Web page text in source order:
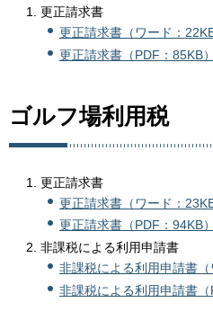
更正請求書
更正請求書（ワード：22KB
更正請求書（PDF：85KB）
ゴルフ場利用税
更正請求書
更正請求書（ワード：23KB
更正請求書（PDF：94KB）
非課税による利用申請書
非課税による利用申請書（
非課税による利用申請書（